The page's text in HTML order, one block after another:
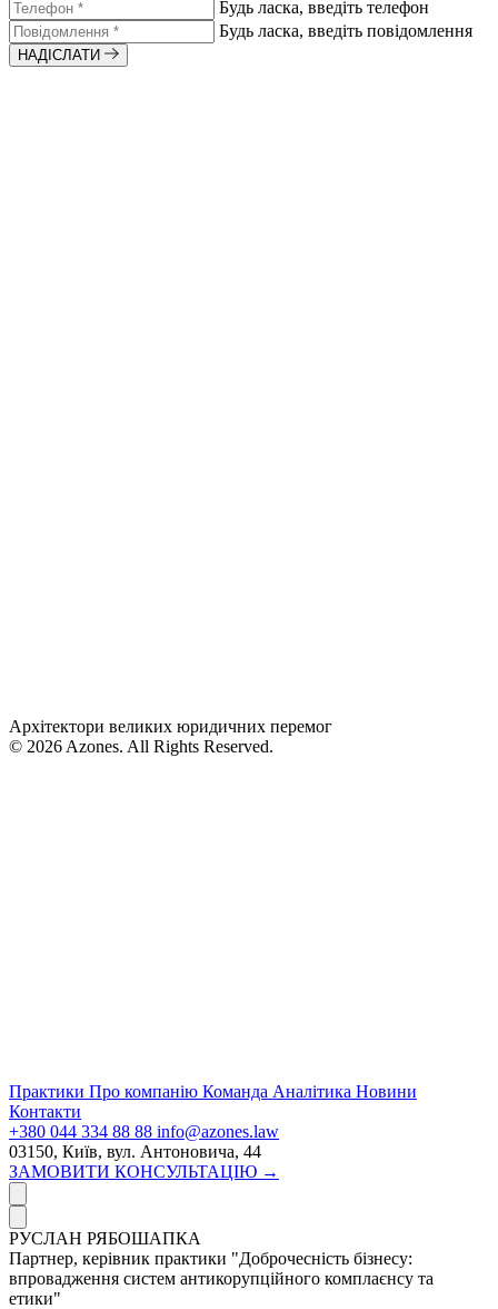
Будь ласка, введіть телефон
Будь ласка, введіть повідомлення
НАДІСЛАТИ
Архітектори великих юридичних перемог
© 2026 Azones. All Rights Reserved.
Практики Про компанію Команда Аналітика Новини
Контакти
+380 044 334 88 88 info@azones.law
03150, Київ, вул. Антоновича, 44
ЗАМОВИТИ КОНСУЛЬТАЦІЮ →
РУСЛАН РЯБОШАПКА
Партнер, керівник практики "Доброчесність бізнесу:
впровадження систем антикорупційного комплаєнсу та
етики"